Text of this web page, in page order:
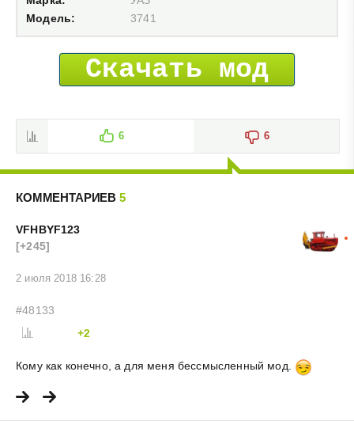
Модель:
3741
Скачать мод
6 6
КОММЕНТАРИЕВ 5
VFHBYF123
[+245]
2 июля 2018 16:28
#48133
+2
Кому как конечно, а для меня бессмысленный мод.